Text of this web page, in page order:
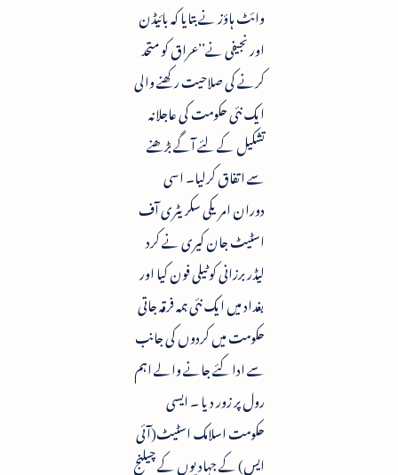
وائٹ ہاؤز نے بتایا کہ بائیڈن
اور نجیفی نے’’عراق کو متحد
کرنے کی صلاحیت رکھنے والی
ایک نئی حکومت کی عاجلانہ
تشکیل کے لئے آگے بڑھنے
سے اتفاق کرلیا۔ اسی
دوران امریکی سکریٹری آف
اسٹیٹ جان کیری نے کرد
لیڈر برزانی کو ٹیلی فون کیا اور
بغداد میں ایک نئی ہمہ فرقہ جاتی
حکومت میں کردوں کی جانب
سے ادا کئے جانے والے اہم
رول پر زور دیا ۔ ایسی
حکومت اسلامک اسٹیٹ(آئی
ایس) کے جہادیوں کے چیلنج